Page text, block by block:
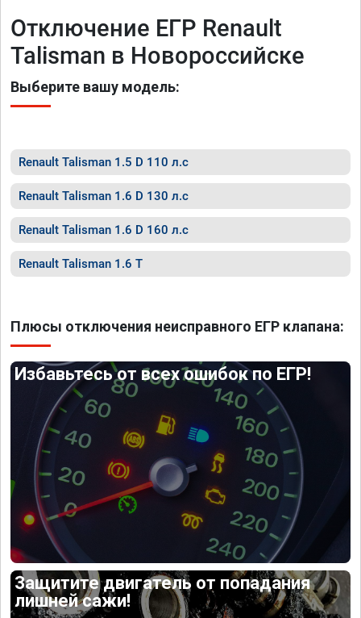
Отключение ЕГР Renault
Talisman в Новороссийске
Выберите вашу модель:
Renault Talisman 1.5 D 110 л.с
Renault Talisman 1.6 D 130 л.с
Renault Talisman 1.6 D 160 л.с
Renault Talisman 1.6 T
Плюсы отключения неисправного ЕГР клапана:
Избавьтесь от всех ошибок по ЕГР!
Защитите двигатель от попадания
лишней сажи!